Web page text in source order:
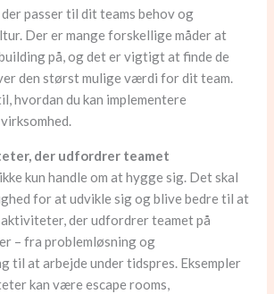
passer til dit teams behov og
Der er mange forskellige måder at
på, og det er vigtigt at finde de
den størst mulige værdi for dit team.
hvordan du kan implementere
der udfordrer teamet
kun handle om at hygge sig. Det skal
for at udvikle sig og blive bedre til at
der udfordrer teamet på
– fra problemløsning og
til at arbejde under tidspres. Eksempler
kan være escape rooms,